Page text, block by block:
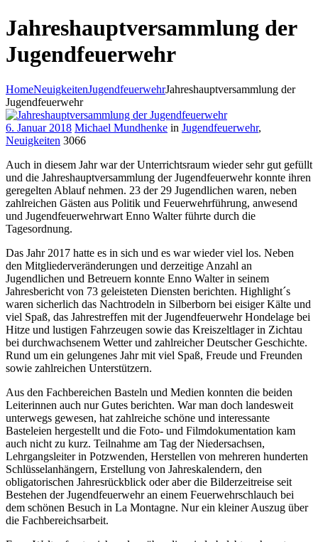
Jahreshauptversammlung der
Jugendfeuerwehr
HomeNeuigkeitenJugendfeuerwehrJahreshauptversammlung der
Jugendfeuerwehr
6. Januar 2018 Michael Mundhenke in Jugendfeuerwehr,
Neuigkeiten 3066
Auch in diesem Jahr war der Unterrichtsraum wieder sehr gut gefüllt
und die Jahreshauptversammlung der Jugendfeuerwehr konnte ihren
geregelten Ablauf nehmen. 23 der 29 Jugendlichen waren, neben
zahlreichen Gästen aus Politik und Feuerwehrführung, anwesend
und Jugendfeuerwehrwart Enno Walter führte durch die
Tagesordnung.
Das Jahr 2017 hatte es in sich und es war wieder viel los. Neben
den Mitgliederveränderungen und derzeitige Anzahl an
Jugendlichen und Betreuern konnte Enno Walter in seinem
Jahresbericht von 73 geleisteten Diensten berichten. Highlight´s
waren sicherlich das Nachtrodeln in Silberborn bei eisiger Kälte und
viel Spaß, das Jahrestreffen mit der Jugendfeuerwehr Hondelage bei
Hitze und lustigen Fahrzeugen sowie das Kreiszeltlager in Zichtau
bei durchwachsenem Wetter und zahlreicher Deutscher Geschichte.
Rund um ein gelungenes Jahr mit viel Spaß, Freude und Freunden
sowie zahlreichen Unterstützern.
Aus den Fachbereichen Basteln und Medien konnten die beiden
Leiterinnen auch nur Gutes berichten. War man doch landesweit
unterwegs gewesen, hat zahlreiche schöne und interessante
Basteleien hergestellt und die Foto- und Filmdokumentation kam
auch nicht zu kurz. Teilnahme am Tag der Niedersachsen,
Lehrgangsleiter in Potzwenden, Herstellen von mehreren hunderten
Schlüsselanhängern, Erstellung von Jahreskalendern, den
obligatorischen Jahresrückblick oder aber die Bilderzeitreise seit
Bestehen der Jugendfeuerwehr an einem Feuerwehrschlauch bei
dem schönen Besuch in La Montagne. Nur ein kleiner Auszug über
die Fachbereichsarbeit.